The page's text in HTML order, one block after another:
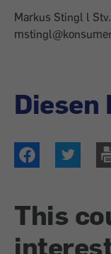
Markus Stingl l
Diesen
This